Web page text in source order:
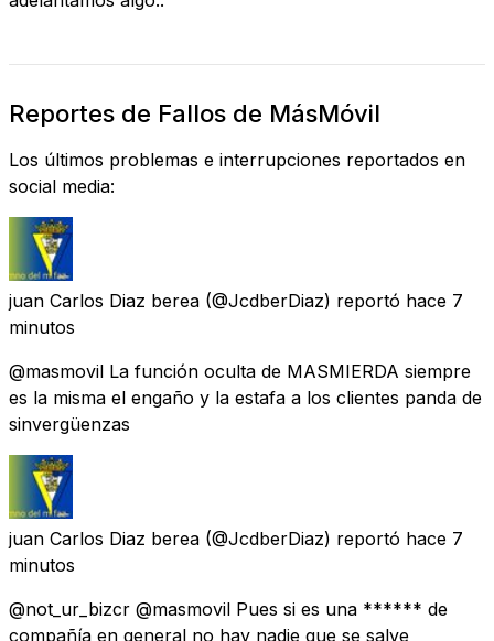
Reportes de Fallos de MásMóvil
Los últimos problemas e interrupciones reportados en
social media:
juan Carlos Diaz berea (@JcdberDiaz) reportó hace 7
minutos
@masmovil La función oculta de MASMIERDA siempre
es la misma el engaño y la estafa a los clientes panda de
sinvergüenzas
juan Carlos Diaz berea (@JcdberDiaz) reportó hace 7
minutos
@not_ur_bizcr @masmovil Pues si es una ****** de
compañía en general no hay nadie que se salve